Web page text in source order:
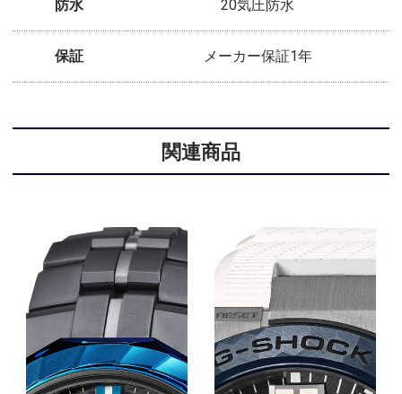
防水 20気圧防水
保証 メーカー保証1年
関連商品